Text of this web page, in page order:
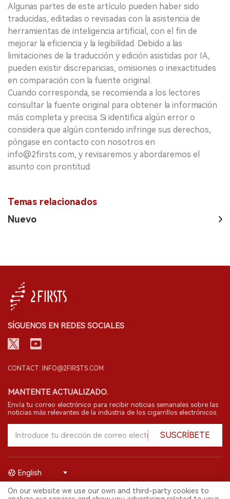
Algunas partes de este artículo pueden haber sido
traducidas, editadas o revisadas con la asistencia de
herramientas de inteligencia artificial, con el fin de
mejorar la eficiencia y la legibilidad. Debido a las
limitaciones de la traducción y edición asistidas por IA,
pueden existir discrepancias, omisiones o inexactitudes
en comparación con la fuente original.
Cuando corresponda, se recomienda a los lectores
consultar la fuente original para obtener la información
más completa y precisa. Si identifica algún error o
considera que algún contenido infringe sus derechos,
póngase en contacto con nosotros en
info@2firsts.com, y revisaremos y abordaremos el
asunto con prontitud.
Temas relacionados
Nuevo
SÍGUENOS EN REDES SOCIALES
CONTACT: INFO@2FIRSTS.COM
MANTENTE ACTUALIZADO.
Envía tu correo electrónico para recibir noticias semanales sobre las
noticias más relevantes de la industria de los cigarrillos electrónicos.
SUSCRÍBETE
© 2026 Shenzhen 2FIRSTS Technology Co.,Ltd. Todos los derechos
English
On our website we use our own and third-party cookies to